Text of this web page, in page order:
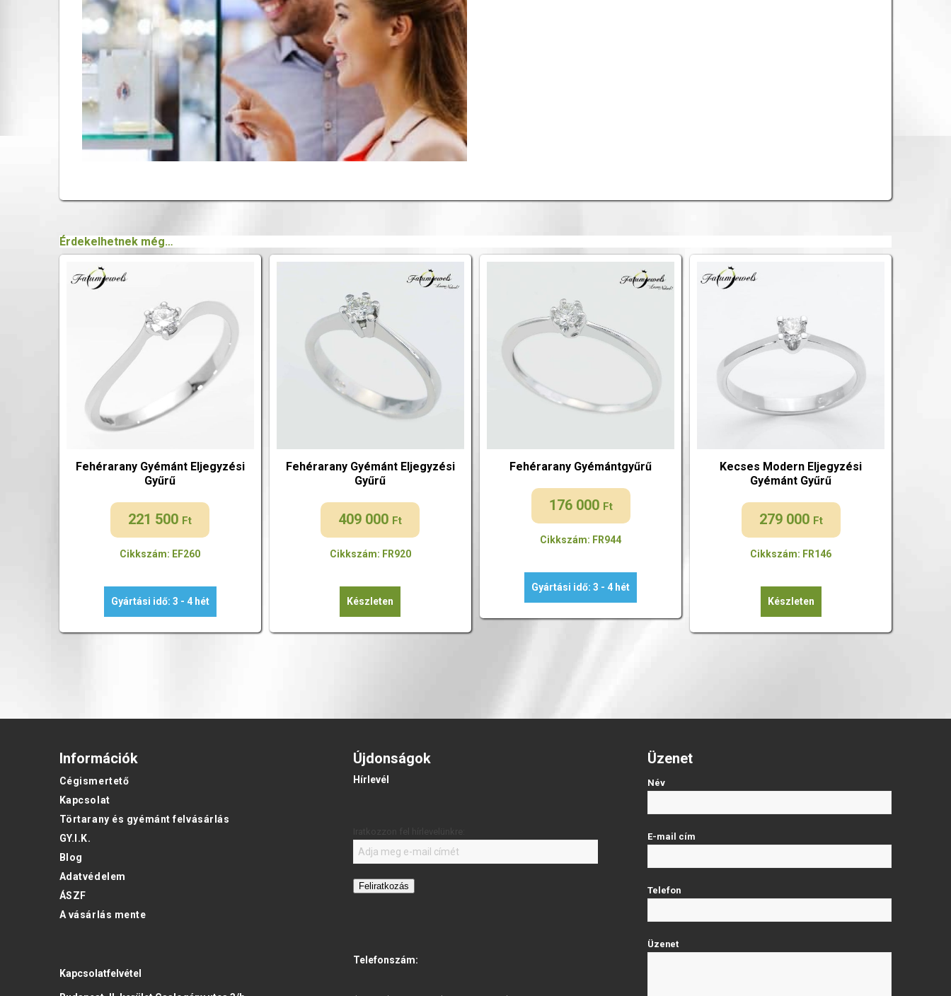
Érdekelhetnek még…
Fehérarany Gyémánt Eljegyzési
Gyűrű
221 500 Ft
Cikkszám: EF260
Gyártási idő: 3 - 4 hét
Fehérarany Gyémánt Eljegyzési
Gyűrű
409 000 Ft
Cikkszám: FR920
Készleten
Fehérarany Gyémántgyűrű
176 000 Ft
Cikkszám: FR944
Gyártási idő: 3 - 4 hét
Kecses Modern Eljegyzési
Gyémánt Gyűrű
279 000 Ft
Cikkszám: FR146
Készleten
Információk
Cégismertető
Kapcsolat
Törtarany és gyémánt felvásárlás
GY.I.K.
Blog
Adatvédelem
ÁSZF
A vásárlás mente
Kapcsolatfelvétel
Újdonságok
Hírlevél
Feliratkozás
Telefonszám:
Üzenet
Név
E-mail cím
Telefon
Üzenet